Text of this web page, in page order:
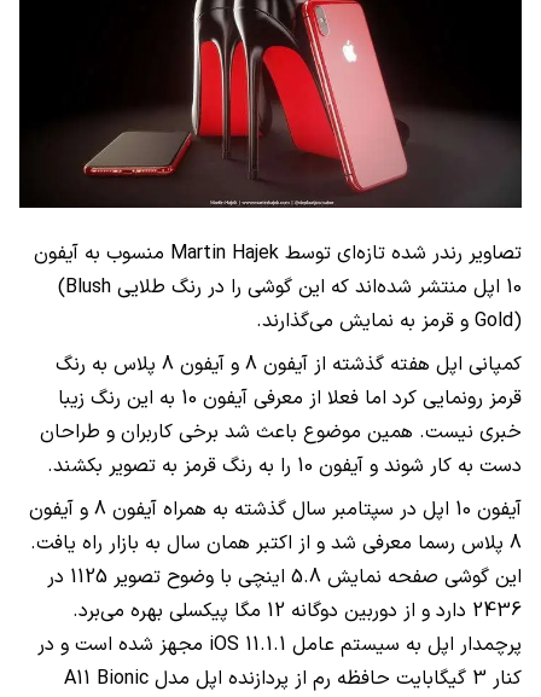
تصاویر رندر شده تازه‌ای توسط Martin Hajek منسوب به آیفون
10 اپل منتشر شده‌اند که این گوشی را در رنگ طلایی
(Blush
Gold) و قرمز به نمایش می‌گذارند.
کمپانی اپل هفته گذشته از آیفون 8 و آیفون 8 پلاس به رنگ
قرمز رونمایی کرد اما فعلا از معرفی آیفون 10 به این رنگ زیبا
خبری نیست. همین موضوع باعث شد برخی کاربران و طراحان
دست به کار شوند و آیفون 10 را به رنگ قرمز به تصویر بکشند.
آیفون 10 اپل در سپتامبر سال گذشته به همراه آیفون 8 و آیفون
8 پلاس رسما معرفی شد و از اکتبر همان سال به بازار راه یافت.
این گوشی صفحه نمایش 5.8 اینچی با وضوح تصویر 1125 در
2436 دارد و از دوربین دوگانه 12 مگا پیکسلی بهره می‌برد.
پرچمدار اپل به سیستم عامل iOS 11.1.1 مجهز شده است و در
کنار 3 گیگابایت حافظه رم از پردازنده اپل مدل
A11 Bionic